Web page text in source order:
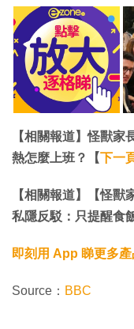
【相關報道】怪獸
熱怎麼上班？【下一
【相關報道】【怪
私隱反駁：只提醒食
即刻用 App 睇更多
Source： BBC